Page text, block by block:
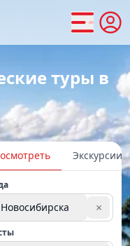
туры в
Экскурсии
×